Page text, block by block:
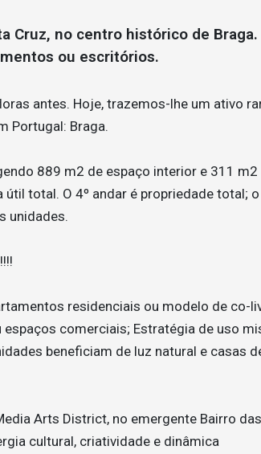
Cruz, no centro histórico de Braga.
ou escritórios.
antes. Hoje, trazemos-lhe um ativo
Portugal: Braga.
889 m2 de espaço interior e 311 m2
total. O 4º andar é propriedade total; o
unidades.
residenciais ou modelo de co-
comerciais; Estratégia de uso
beneficiam de luz natural e casas
Arts District, no emergente Bairro das
cultural, criatividade e dinâmica